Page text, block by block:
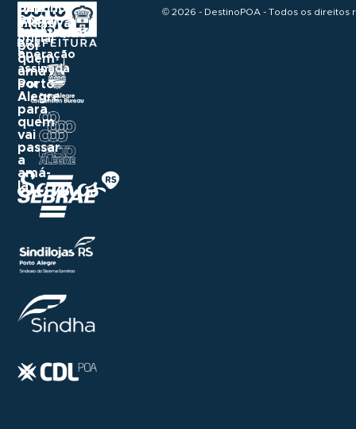
Destino
POA
Um
portal
construído
por
quem
ama
Porto
Alegre
para
quem
vai
passar
a
amá-
la
Uma
iniciativa
oficial
e
assinada
por
Realização
e
operação
© 2026 - DestinoPOA - Todos os direitos